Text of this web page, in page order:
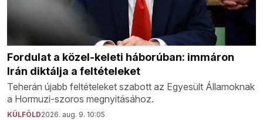
Fordulat a közel-keleti háborúban: immáron
Irán diktálja a feltételeket
Teherán újabb feltételeket szabott az Egyesült Államoknak
a Hormuzi-szoros megnyitásához.
KÜLFÖLD2026. aug. 9. 10:05